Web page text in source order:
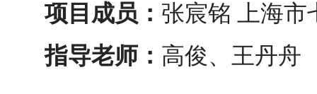
项目成员： 张宸铭 上海市
指导老师： 高俊、王丹舟